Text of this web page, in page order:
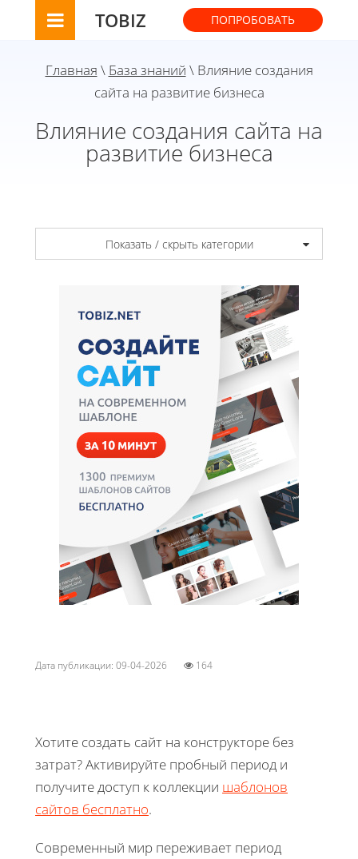
TOBIZ ПОПРОБОВАТЬ
Главная \ База знаний \ Влияние создания
сайта на развитие бизнеса
Влияние создания сайта на
развитие бизнеса
Показать / скрыть категории
Дата публикации: 09-04-2026 164
Хотите создать сайт на конструкторе без
затрат? Активируйте пробный период и
получите доступ к коллекции шаблонов
сайтов бесплатно.
Современный мир переживает период